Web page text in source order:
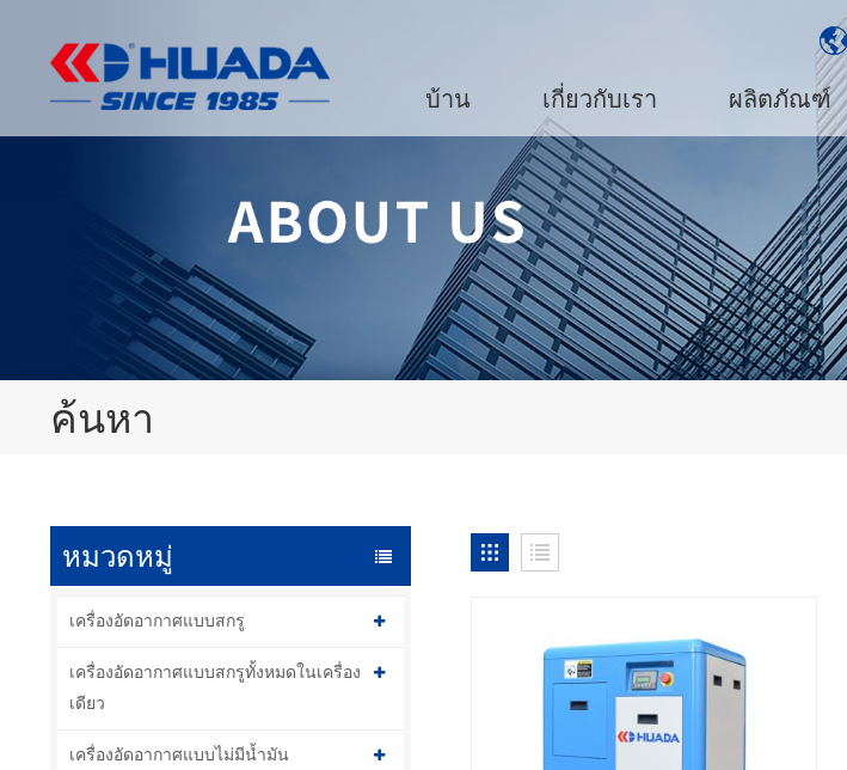
บ้าน เกี่ยวกับเรา ผลิตภัณฑ์
ค้นหา
หมวดหมู่
เครื่องอัดอากาศแบบสกรู
เครื่องอัดอากาศแบบสกรูทั้งหมดในเครื่อง
เดียว
เครื่องอัดอากาศแบบไม่มีน้ำมัน